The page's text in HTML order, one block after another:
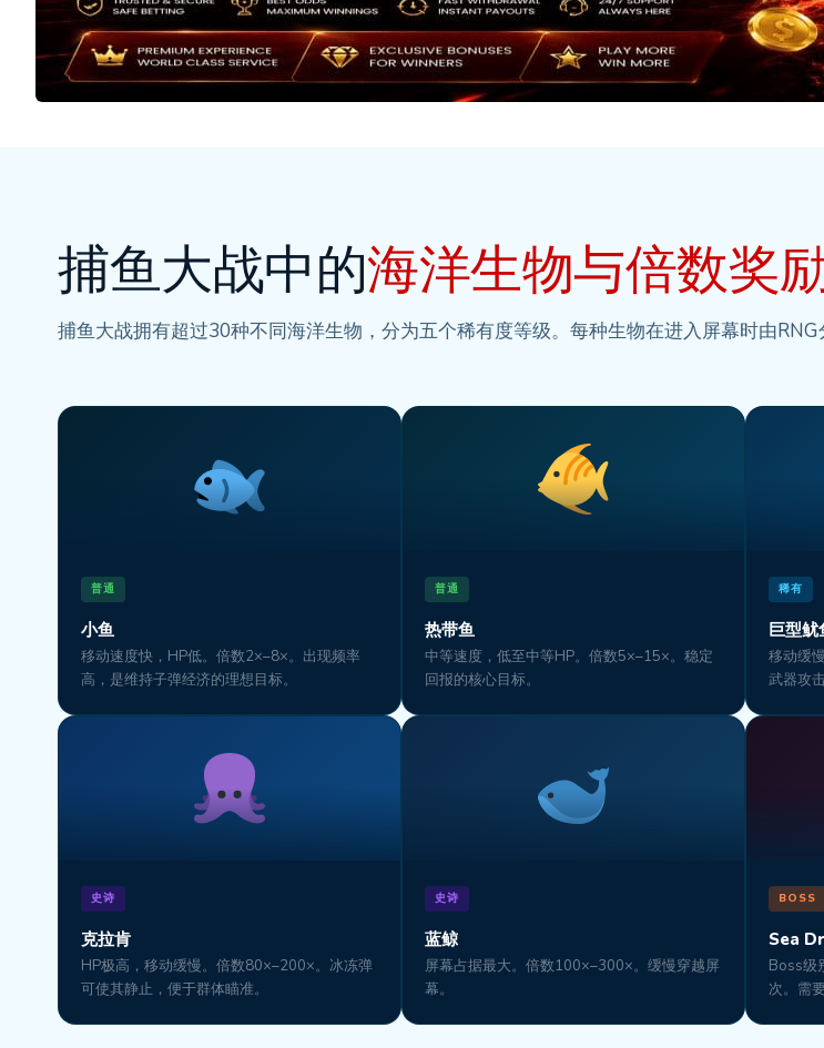
捕鱼大战中的海洋生物与倍数奖
捕鱼大战拥有超过30种不同海洋生物，分为五个稀有度等级。每种生物在进入屏幕时由RNG
普通
小鱼
移动速度快，HP低。倍数2×–8×。出现频率
高，是维持子弹经济的理想目标。
普通
热带鱼
中等速度，低至中等HP。倍数5×–15×。稳定
回报的核心目标。
稀有
巨型鱿
移动缓
武器攻击
史诗
克拉肯
HP极高，移动缓慢。倍数80×–200×。冰冻弹
可使其静止，便于群体瞄准。
史诗
蓝鲸
屏幕占据最大。倍数100×–300×。缓慢穿越屏
幕。
BOSS
Sea
Boss级
次。需